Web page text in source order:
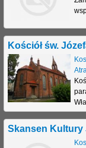
Kościół św.
Skansen Kultury